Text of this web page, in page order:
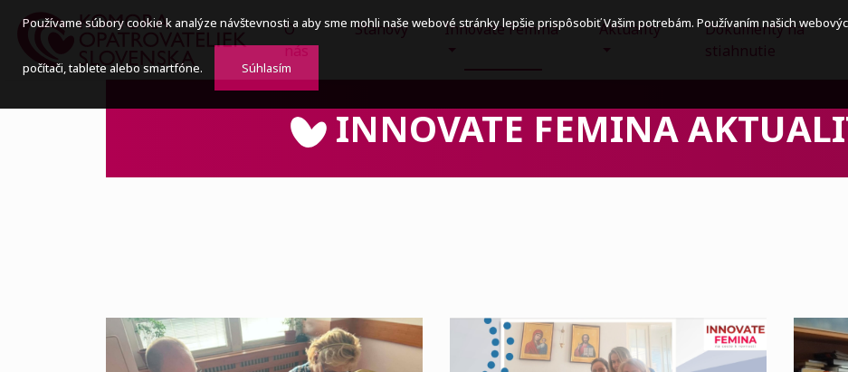
Používame súbory cookie k analýze návštevnosti a aby sme mohli naše webové stránky lepšie prispôsobiť Vašim potrebám. Používaním našich
počítači, tablete alebo smartfóne. Súhlasím
O
nás
Stanovy Innovate Femina Aktuality
Dokumenty na
stiahnutie
INNOVATE FEMINA